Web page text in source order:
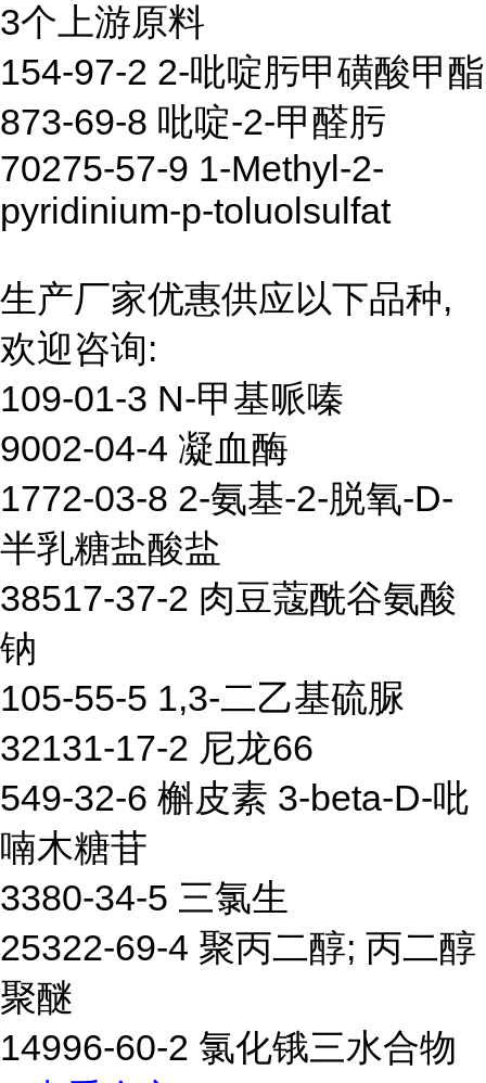
3个上游原料
154-97-2 2-吡啶肟甲磺酸甲酯
873-69-8 吡啶-2-甲醛肟
70275-57-9 1-Methyl-2-
pyridinium-p-toluolsulfat
生产厂家优惠供应以下品种,
欢迎咨询:
109-01-3 N-甲基哌嗪
9002-04-4 凝血酶
1772-03-8 2-氨基-2-脱氧-D-
半乳糖盐酸盐
38517-37-2 肉豆蔻酰谷氨酸
钠
105-55-5 1,3-二乙基硫脲
32131-17-2 尼龙66
549-32-6 槲皮素 3-beta-D-吡
喃木糖苷
3380-34-5 三氯生
25322-69-4 聚丙二醇; 丙二醇
聚醚
14996-60-2 氯化锇三水合物